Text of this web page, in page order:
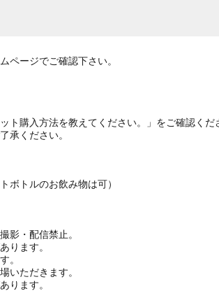
ページでご確認下さい。
ト購入方法を教えてください。」をご確認くだ
承ください。
ボトルのお飲み物は可）
影・配信禁止。
ります。
。
いただきます。
ります。